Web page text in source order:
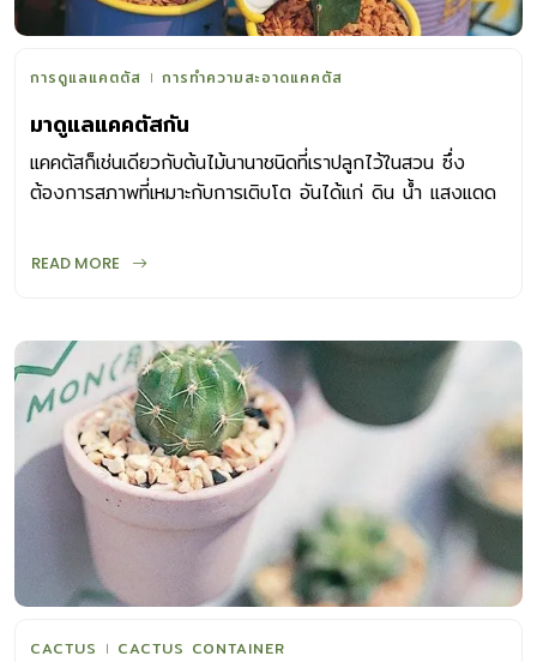
การดูแลแคตตัส การทำความสะอาดแคคตัส
มาดูแลแคคตัสกัน
แคคตัสก็เช่นเดียวกับต้นไม้นานาชนิดที่เราปลูกไว้ในสวน ซึ่ง
ต้องการสภาพที่เหมาะกับการเติบโต อันได้แก่ ดิน น้ำ แสงแดด
ปัญหาที่เรามักพบบ่อยๆ ในหมู่นักเล่นแคคตัสหน้าใหม่ก็คือ ให้น้ำ
ช่วงพักตัว แคคตัสจะต้องการน้ำน้อยมาก ดังนั้นการรดน้ำในฤดู
ฝนจึงทำสัปดาห์ละ 1-2 ครั้ง ส่วนในฤดูหนาวก็ให้ลดลง พอถึง
ช่วงฤดูร้อนจึงค่อยให้น้ำมากขึ้น การลดปริมาณน้ำในช่วงที่แค
คตัสพักตัวจะช่วยให้ต้นผลิดอกได้ ดังนั้นเมื่อซื้อแคคตัสแล้วก็
ควรถามคนขายว่า ต้นจะพักตัวและออกดอกช่วงไหน จะได้งดให้
น้ำในช่วงนั้น รดน้ำอย่างไรให้ถูกวิธี การรดน้ำแคคตัสหรือต้น
ไม้อื่นๆ มีหลักพิจารณาคือ – สถานที่ตั้งกระถางหรือสถานที่ปลูก
ให้ดูว่าสถานที่นั้นได้รับแสงมากหรือน้อย ในกรณีที่แดดจัด น้ำใน
ดินหรือวัสดุปลูกจะระเหยได้เร็ว อาจทำให้ต้องรดน้ำบ่อยกว่า
บริเวณที่ร่มรำไรหรือต้นที่เลี้ยงไว้ในบ้าน ประเมินกันว่า ต้นไม้หรือ
แคตตัสที่ตั้งในในบ้าน น้ำจะระเหยหมดภายใน 5-7 วัน แต่ถ้าตั้ง
READ MORE
CACTUS CACTUS CONTAINER